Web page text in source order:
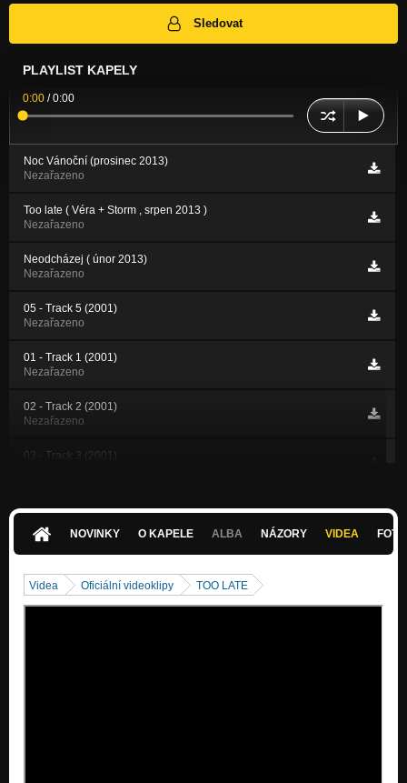
Sledovat
PLAYLIST KAPELY
0:00 /0:00
Noc Vánoční (prosinec 2013)
Nezařazeno
Too late ( Véra + Storm , srpen 2013 )
Nezařazeno
Neodcházej ( únor 2013)
Nezařazeno
05 - Track 5 (2001)
Nezařazeno
01 - Track 1 (2001)
Nezařazeno
02 - Track 2 (2001)
Nezařazeno
03 - Track 3 (2001)
06 - Track 6 (2001)
07 - Track 7 (2001)
NOVINKY O KAPELE ALBA NÁZORY VIDEA
Videa Oficiální videoklipy TOO LATE